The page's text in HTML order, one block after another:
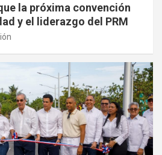
la próxima convención
y el liderazgo del PRM